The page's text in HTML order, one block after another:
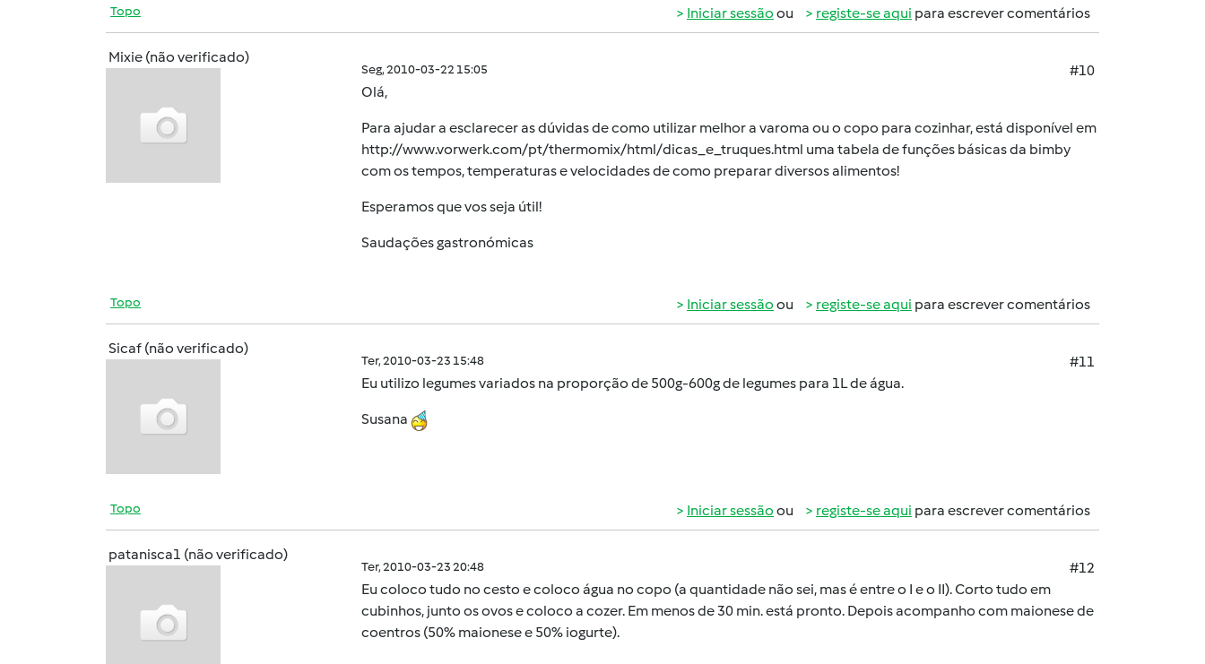
Topo Iniciar sessão ou registe-se aqui para escrever comentários
Mixie (não verificado)
Seg, 2010-03-22 15:05
#10
Olá,
Para ajudar a esclarecer as dúvidas de como utilizar melhor a varoma ou o copo para cozinhar, está disponível em
http://www.vorwerk.com/pt/thermomix/html/dicas_e_truques.html uma tabela de funções básicas da bimby
com os tempos, temperaturas e velocidades de como preparar diversos alimentos!
Esperamos que vos seja útil!
Saudações gastronómicas
Topo Iniciar sessão ou registe-se aqui para escrever comentários
Sicaf (não verificado)
Ter, 2010-03-23 15:48
#11
Eu utilizo legumes variados na proporção de 500g-600g de legumes para 1L de água.
Susana
Topo Iniciar sessão ou registe-se aqui para escrever comentários
patanisca1 (não verificado)
Ter, 2010-03-23 20:48
#12
Eu coloco tudo no cesto e coloco água no copo (a quantidade não sei, mas é entre o I e o II). Corto tudo em
cubinhos, junto os ovos e coloco a cozer. Em menos de 30 min. está pronto. Depois acompanho com maionese de
coentros (50% maionese e 50% iogurte).